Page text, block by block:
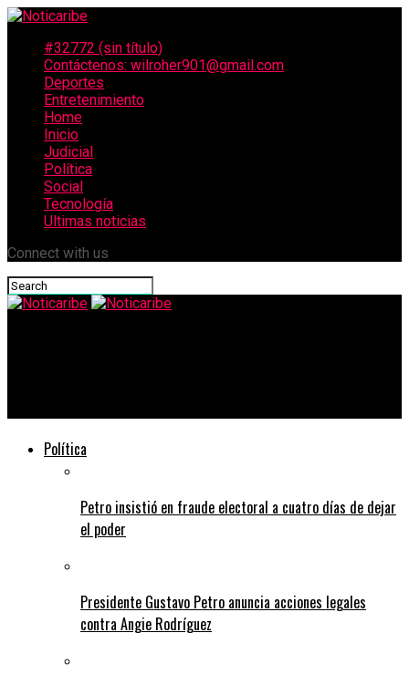
#32772 (sin título)
Contáctenos: wilroher901@gmail.com
Deportes
Entretenimiento
Home
Inicio
Judicial
Política
Social
Tecnología
Ultimas noticias
Connect with us
Política
Petro insistió en fraude electoral a cuatro días de dejar
el poder
Presidente Gustavo Petro anuncia acciones legales
contra Angie Rodríguez